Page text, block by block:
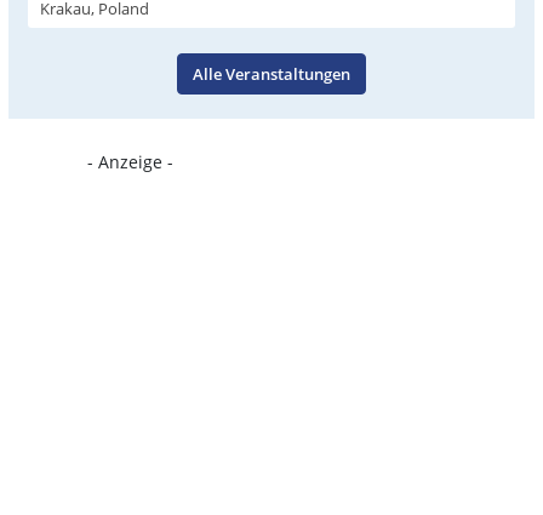
Krakau, Poland
Alle Veranstaltungen
- Anzeige -